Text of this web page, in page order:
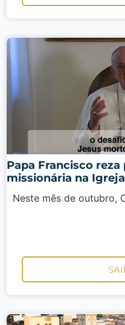
Papa Francisco
missionária na Igreja
Neste mês de outubro,